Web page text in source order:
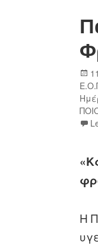
Η